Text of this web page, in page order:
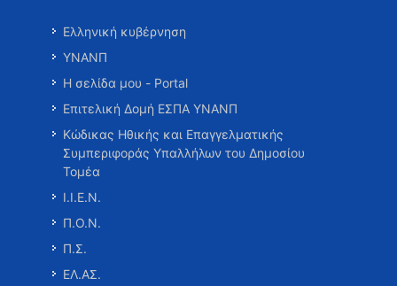
Ελληνική κυβέρνηση
ΥΝΑΝΠ
Η σελίδα μου - Portal
Επιτελική Δομή ΕΣΠΑ ΥΝΑΝΠ
Κώδικας Ηθικής και Επαγγελματικής
Συμπεριφοράς Υπαλλήλων του Δημοσίου
Τομέα
Ι.Ι.Ε.Ν.
Π.Ο.Ν.
Π.Σ.
ΕΛ.ΑΣ.